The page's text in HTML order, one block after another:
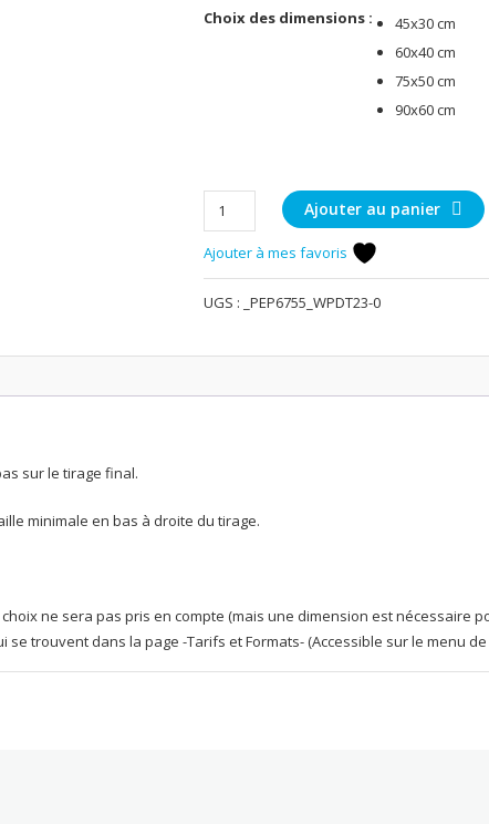
Choix des dimensions :
45x30 cm
60x40 cm
75x50 cm
90x60 cm
quantité
de
Torrent
d'automne
Ajouter au panier
Ajouter à mes favoris
UGS : _PEP6755_WPDT23-0
sur le tirage final.
minimale en bas à droite du tirage.
ne sera pas pris en compte (mais une dimension est nécessaire
trouvent dans la page -Tarifs et Formats- (Accessible sur le menu